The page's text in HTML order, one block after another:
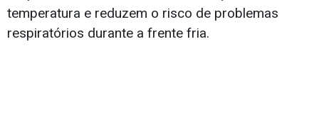
temperatura e reduzem o risco de problemas
respiratórios durante a frente fria.